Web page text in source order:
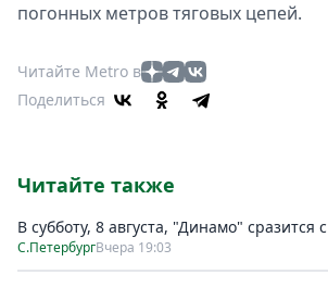
погонных метров тяговых цепей.
Читайте Metro в
Поделиться
Читайте также
В субботу, 8 августа, "Динамо" сразится
С.ПетербургВчера 19:03